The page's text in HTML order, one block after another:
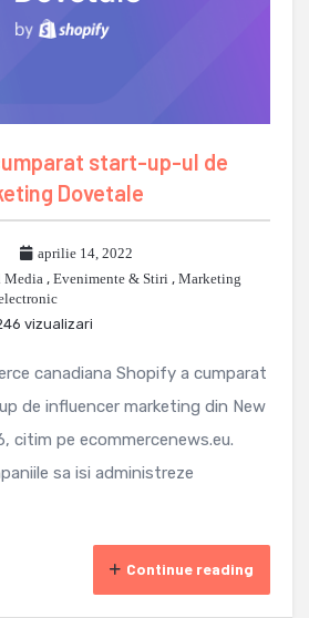
start-up-ul de
Dovetale
aprilie 14, 2022
Media , Evenimente & Stiri , Marketing
vizualizari
canadiana Shopify a cumparat
de influencer marketing din New
citim pe ecommercenews.eu.
sa isi administreze
Continue reading